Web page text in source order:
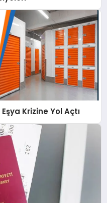
Krizine Yol Açtı